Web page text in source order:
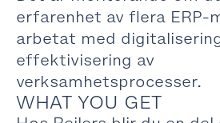
erfarenhet av flera ERP-
arbetat med
effektivisering av
verksamhetsprocesser.
WHAT YOU GET